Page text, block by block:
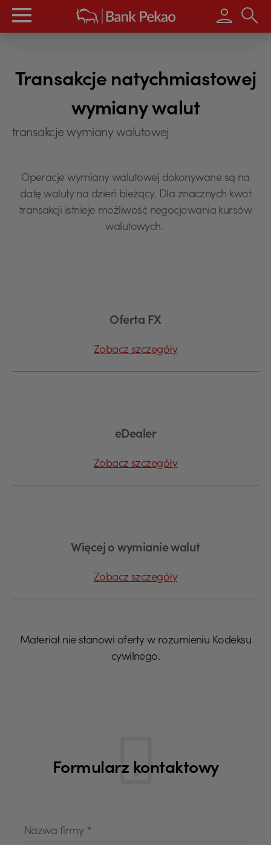
Wpisz
Transakcje natychmiastowej
wymiany walut
transakcje wymiany walutowej
Operacje wymiany walutowej dokonywane są na
datę waluty na dzień bieżący. Dla znacznych kwot
transakcji istnieje możliwość negocjowania kursów
walutowych.
Oferta FX
Zobacz szczegóły
eDealer
Zobacz szczegóły
Więcej o wymianie walut
Zobacz szczegóły
Materiał nie stanowi oferty w rozumieniu Kodeksu
cywilnego.
Formularz kontaktowy
Nazwa firmy *